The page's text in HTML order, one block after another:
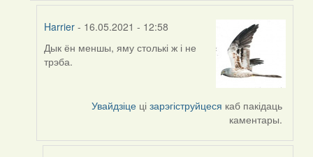
Harrier - 16.05.2021 - 12:58
In
reply
Дык ён меншы, яму столькі ж і не
трэба.
Увайдзіце цізарэгіструйцеся каб пакідаць
каментары.